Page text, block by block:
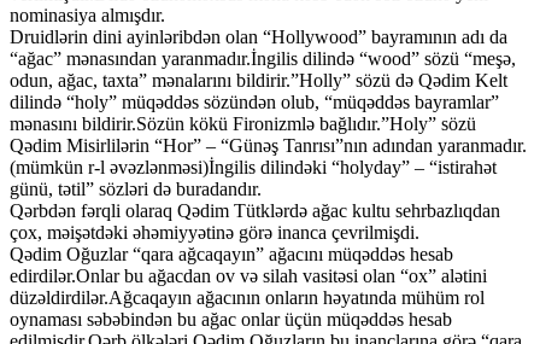
nominasiya almışdır.
Druidlərin dini ayinləribdən olan “Hollywood” bayramının adı da
“ağac” mənasından yaranmadır.İngilis dilində “wood” sözü “meşə,
odun, ağac, taxta” mənalarını bildirir.”Holly” sözü də Qədim Kelt
dilində “holy” müqəddəs sözündən olub, “müqəddəs bayramlar”
mənasını bildirir.Sözün kökü Fironizmlə bağlıdır.”Holy” sözü
Qədim Misirlilərin “Hor” – “Günəş Tanrısı”nın adından yaranmadır.
(mümkün r-l əvəzlənməsi)İngilis dilindəki “holyday” – “istirahət
günü, tətil” sözləri də buradandır.
Qərbdən fərqli olaraq Qədim Tütklərdə ağac kultu sehrbazlıqdan
çox, məişətdəki əhəmiyyətinə görə inanca çevrilmişdi.
Qədim Oğuzlar “qara ağcaqayın” ağacını müqəddəs hesab
edirdilər.Onlar bu ağacdan ov və silah vasitəsi olan “ox” alətini
düzəldirdilər.Ağcaqayın ağacının onların həyatında mühüm rol
oynaması səbəbindən bu ağac onlar üçün müqəddəs hesab